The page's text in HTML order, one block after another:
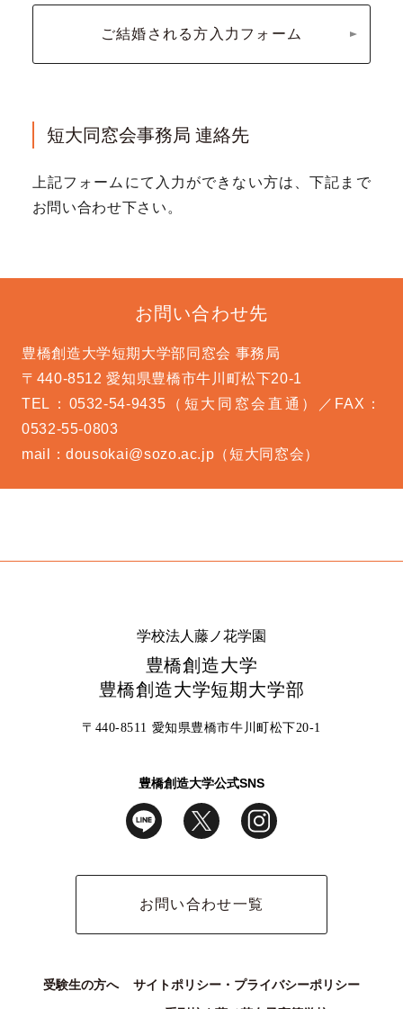
ご結婚される方入力フォーム
短大同窓会事務局 連絡先
上記フォームにて入力ができない方は、下記まで
お問い合わせ下さい。
お問い合わせ先
豊橋創造大学短期大学部同窓会 事務局
〒440-8512 愛知県豊橋市牛川町松下20-1
TEL：0532-54-9435（短大同窓会直通）
／ FAX：
0532-55-0803
mail：dousokai@sozo.ac.jp（短大同窓会）
学校法人藤ノ花学園
豊橋創造大学
豊橋創造大学短期大学部
〒440-8511 愛知県豊橋市牛川町松下20-1
豊橋創造大学公式SNS
お問い合わせ一覧
受験生の方へ
サイトポリシー・プライバシーポリシー